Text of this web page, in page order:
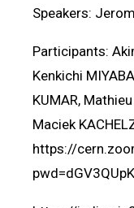
Speakers:
Participants:
Kenkichi
KUMAR,
Maciek
https://